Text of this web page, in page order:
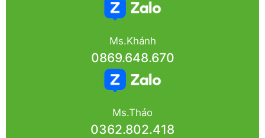
Ms.Khánh
0869.648.670
Ms.Thảo
0362.802.418